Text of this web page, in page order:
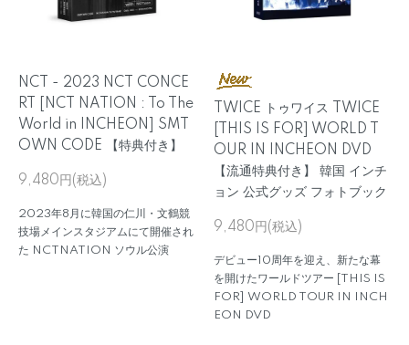
NCT - 2023 NCT CONCE
RT [NCT NATION : To The
World in INCHEON] SMT
OWN CODE 【特典付き】
9,480円(税込)
2023年8月に韓国の仁川・文鶴競
技場メインスタジアムにて開催され
た NCTNATION ソウル公演
TWICE トゥワイス TWICE
[THIS IS FOR] WORLD T
OUR IN INCHEON DVD
【流通特典付き】 韓国 インチ
ョン 公式グッズ フォトブック
9,480円(税込)
デビュー10周年を迎え、新たな幕
を開けたワールドツアー [THIS IS
FOR] WORLD TOUR IN INCH
EON DVD